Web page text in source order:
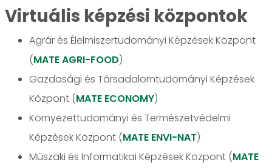
Virtuális képzési központok
Agrár és Élelmiszertudományi Képzések Központ
(MATE AGRI-FOOD)
Gazdasági és Társadalomtudományi Képzések
Központ (MATE ECONOMY)
Környezettudományi és Természetvédelmi
Képzések Központ (MATE ENVI-NAT)
Műszaki és Informatikai Képzések Központ (MATE